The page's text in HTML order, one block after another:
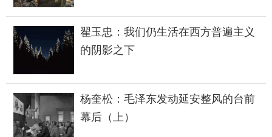
翟玉忠：我们仍生活在西方普遍主义
的阴影之下
杨奎松：毛泽东发动延安整风的台前
幕后（上）